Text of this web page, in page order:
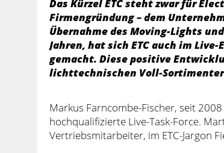
Das Kürzel ETC steht zwar für
Firmengründung – dem
Übernahme des Moving-Lights
Jahren, hat sich ETC auch im
gemacht. Diese positive
lichttechnischen Voll-
Markus Farncombe-Fischer, seit
hochqualifizierte Live-Task-Force.
Vertriebsmitarbeiter, im ETC-Jargon